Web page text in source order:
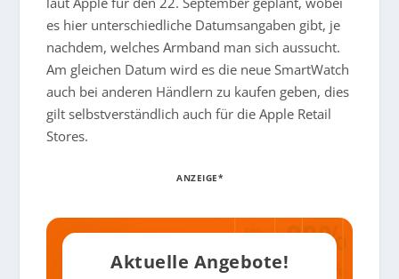
es hier unterschiedliche Datumsangaben gibt, je
nachdem, welches Armband man sich aussucht.
Am gleichen Datum wird es die neue SmartWatch
auch bei anderen Händlern zu kaufen geben, dies
gilt selbstverständlich auch für die Apple Retail
Stores.
ANZEIGE*
Aktuelle Angebote!